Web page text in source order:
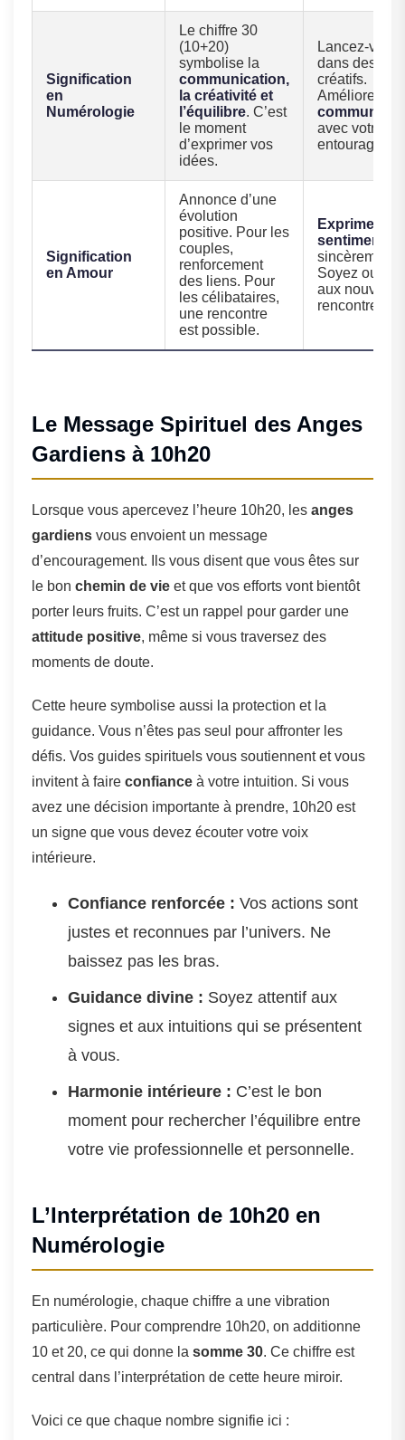
Signification
en
Numérologie
Le chiffre 30
(10+20)
symbolise la
communication,
la créativité et
l’équilibre. C’est
le moment
d’exprimer vos
idées.
Lancez-vous
dans des
créatifs.
Améliorez la
avec votre
entourage.
Signification
en Amour
Annonce d’une
évolution
positive. Pour les
couples,
renforcement
des liens. Pour
les célibataires,
une rencontre
est possible.
Exprimez
sentiments
sincèrement.
Soyez
aux
rencontres.
Le Message Spirituel des Anges
Gardiens à 10h20
Lorsque vous apercevez l’heure 10h20, les anges
gardiens vous envoient un message
d’encouragement. Ils vous disent que vous êtes sur
le bon chemin de vie et que vos efforts vont bientôt
porter leurs fruits. C’est un rappel pour garder une
attitude positive, même si vous traversez des
moments de doute.
Cette heure symbolise aussi la protection et la
guidance. Vous n’êtes pas seul pour affronter les
défis. Vos guides spirituels vous soutiennent et vous
invitent à faire confiance à votre intuition. Si vous
avez une décision importante à prendre, 10h20 est
un signe que vous devez écouter votre voix
intérieure.
Confiance renforcée : Vos actions sont
justes et reconnues par l’univers. Ne
baissez pas les bras.
Guidance divine : Soyez attentif aux
signes et aux intuitions qui se présentent
à vous.
Harmonie intérieure : C’est le bon
moment pour rechercher l’équilibre entre
votre vie professionnelle et personnelle.
L’Interprétation de 10h20 en
Numérologie
En numérologie, chaque chiffre a une vibration
particulière. Pour comprendre 10h20, on additionne
10 et 20, ce qui donne la somme 30. Ce chiffre est
central dans l’interprétation de cette heure miroir.
Voici ce que chaque nombre signifie ici :